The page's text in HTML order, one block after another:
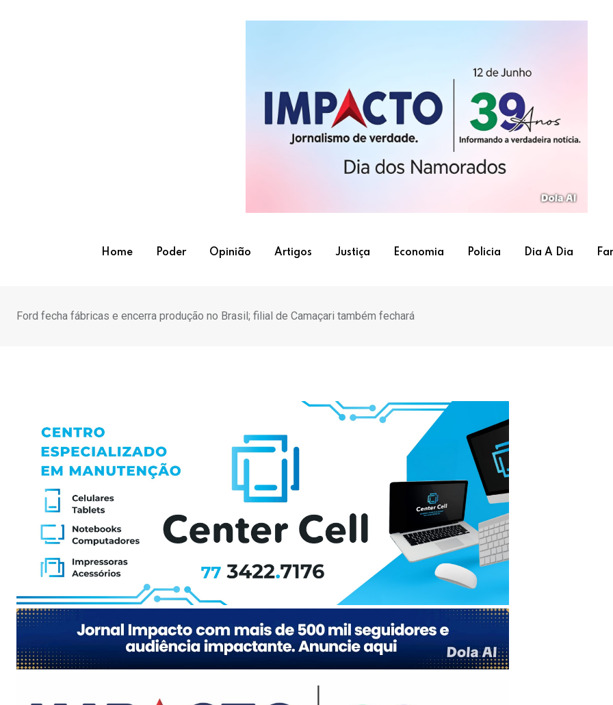
Home Poder Opinião Artigos Justiça Economia Policia Dia A Dia
Ford fecha fábricas e encerra produção no Brasil; filial de Camaçari também fechará